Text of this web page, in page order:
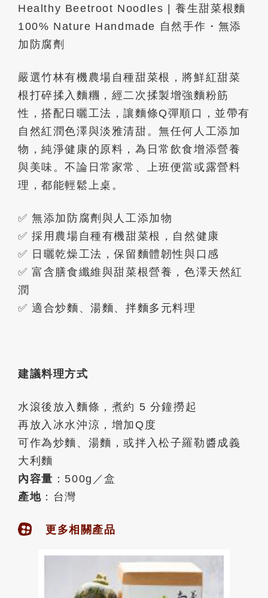
Healthy Beetroot Noodles | 養生甜菜根麵
100% Nature Handmade 自然手作・無添
加防腐劑
嚴選竹林有機農場自種甜菜根，將鮮紅甜菜
根打碎揉入麵糰，經二次揉製增強麵粉筋
性，搭配日曬工法，讓麵條Q彈順口，並帶有
自然紅潤色澤與淡雅清甜。無任何人工添加
物，純淨健康的原料，為日常飲食增添營養
與美味。不論日常家常、上班便當或露營料
理，都能輕鬆上桌。
✅ 無添加防腐劑與人工添加物
✅ 採用農場自種有機甜菜根，自然健康
✅ 日曬乾燥工法，保留麵體韌性與口感
✅ 富含膳食纖維與甜菜根營養，色澤天然紅
潤
✅ 適合炒麵、湯麵、拌麵多元料理
建議料理方式
水滾後放入麵條，煮約 5 分鐘撈起
再放入冰水沖涼，增加Q度
可作為炒麵、湯麵，或拌入松子羅勒醬成義
大利麵
內容量 ： 500g ／盒
產地 ：台灣
更多相關產品